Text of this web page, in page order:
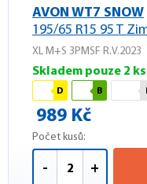
AVON WT7 SNOW
195/65 R15 95 T
XL M+S 3PMSF R.V.2023
Skladem pouze 2 ks
D B
989 Kč
Počet kusů:
- +